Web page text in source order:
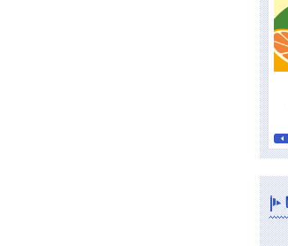
素肌にもサンゴにもやさしい！海に持って行きたい日焼け止め